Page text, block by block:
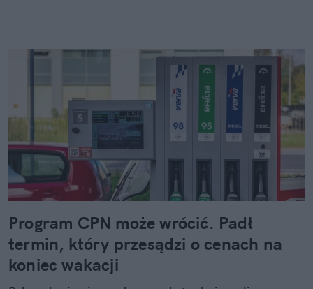
Program CPN może wrócić. Padł
termin, który przesądzi o cenach na
koniec wakacji